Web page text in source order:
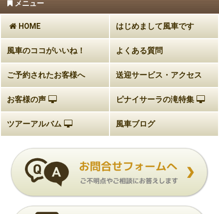
メニュー
HOME はじめまして風車です
風車のココがいいね！ よくある質問
ご予約されたお客様へ 送迎サービス・アクセス
お客様の声 ピナイサーラの滝特集
ツアーアルバム 風車ブログ